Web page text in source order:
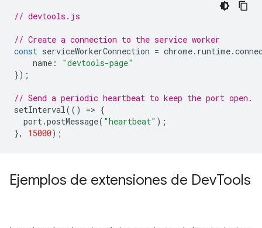
// devtools.js
// Create a connection to the service worker
const serviceWorkerConnection = chrome. runtime.
name :
"devtools-page"
});
// Send a periodic heartbeat to keep the port open.
setInterval(() => {
port.postMessage( "heartbeat" );
},
15000);
Ejemplos de extensiones de DevTools